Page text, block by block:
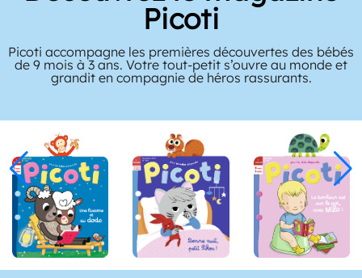
Picoti
Picoti accompagne les premières découvertes des bébés
de 9 mois à 3 ans. Votre tout-petit s’ouvre au monde et
grandit en compagnie de héros rassurants.